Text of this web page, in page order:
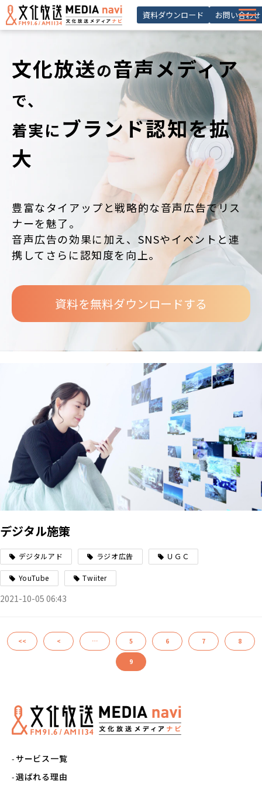
資料ダウンロード お問い合わせ
選ばれる理由
導入事例 ・活用事例
お役立ち記事
お知らせ
セミナー
よくあるご質問
会員登録
文化放送の音声メディア
で、
着実にブランド認知を拡
大
豊富なタイアップと戦略的な音声広告でリス
ナーを魅了。
音声広告の効果に加え、SNSやイベントと連
携してさらに認知度を向上。
資料を無料ダウンロードする
デジタル施策
デジタルアド ラジオ広告 ＵＧＣ
YouTube Twiiter
2021-10-05 06:43
<< < … 5 6 7 8
9
サービス一覧
選ばれる理由